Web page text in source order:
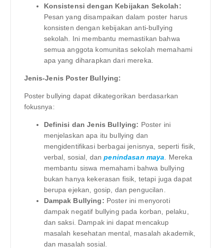
Konsistensi dengan Kebijakan Sekolah:
Pesan yang disampaikan dalam poster harus
konsisten dengan kebijakan anti-bullying
sekolah. Ini membantu memastikan bahwa
semua anggota komunitas sekolah memahami
apa yang diharapkan dari mereka.
Jenis-Jenis Poster Bullying:
Poster bullying dapat dikategorikan berdasarkan
fokusnya:
Definisi dan Jenis Bullying: Poster ini
menjelaskan apa itu bullying dan
mengidentifikasi berbagai jenisnya, seperti fisik,
verbal, sosial, danpenindasan maya . Mereka
membantu siswa memahami bahwa bullying
bukan hanya kekerasan fisik, tetapi juga dapat
berupa ejekan, gosip, dan pengucilan.
Dampak Bullying: Poster ini menyoroti
dampak negatif bullying pada korban, pelaku,
dan saksi. Dampak ini dapat mencakup
masalah kesehatan mental, masalah akademik,
dan masalah sosial.